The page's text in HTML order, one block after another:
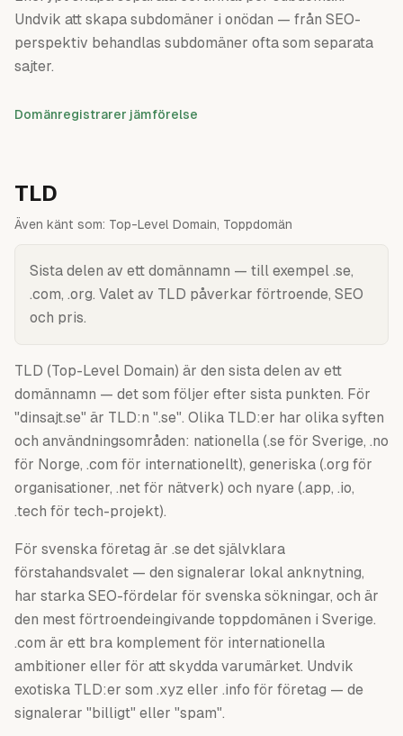
Undvik att skapa subdomäner i onödan — från SEO-
perspektiv behandlas subdomäner ofta som separata
sajter.
Domänregistrarer jämförelse
TLD
Även känt som: Top-Level Domain, Toppdomän
Sista delen av ett domännamn — till exempel .se,
.com, .org. Valet av TLD påverkar förtroende, SEO
och pris.
TLD (Top-Level Domain) är den sista delen av ett
domännamn — det som följer efter sista punkten. För
"dinsajt.se" är TLD:n ".se". Olika TLD:er har olika syften
och användningsområden: nationella (.se för Sverige, .no
för Norge, .com för internationellt), generiska (.org för
organisationer, .net för nätverk) och nyare (.app, .io,
.tech för tech-projekt).
För svenska företag är .se det självklara
förstahandsvalet — den signalerar lokal anknytning,
har starka SEO-fördelar för svenska sökningar, och är
den mest förtroendeingivande toppdomänen i Sverige.
.com är ett bra komplement för internationella
ambitioner eller för att skydda varumärket. Undvik
exotiska TLD:er som .xyz eller .info för företag — de
signalerar "billigt" eller "spam".